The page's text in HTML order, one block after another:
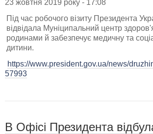
23 жовтня 2019 року - 17:08
Під час робочого візиту Президента
відвідала Муніципальний центр
родинами й забезпечує медичну та
дитини.
https://www.president.gov.ua/news/
57993
В Офісі Президента